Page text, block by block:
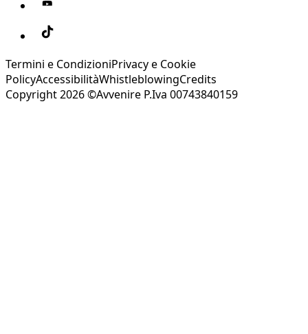
Termini e CondizioniPrivacy e Cookie
PolicyAccessibilitàWhistleblowingCredits
Copyright 2026 ©Avvenire P.Iva 00743840159